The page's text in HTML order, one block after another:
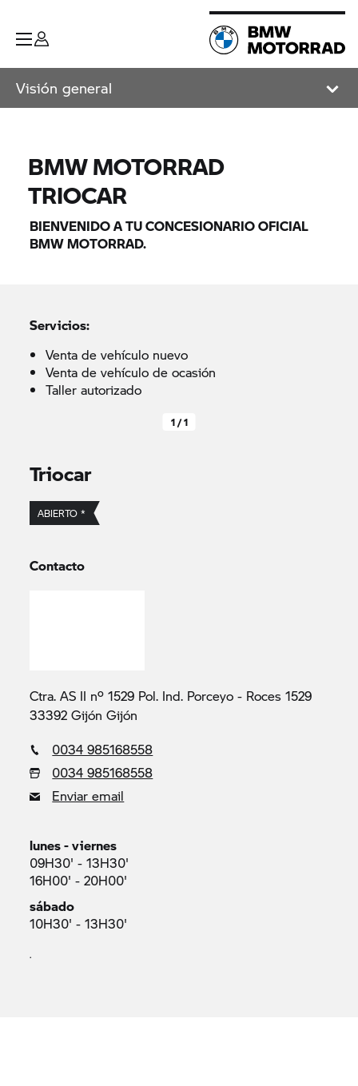
Visión general
BMW MOTORRAD
TRIOCAR
BIENVENIDO A TU CONCESIONARIO OFICIAL
BMW MOTORRAD.
Servicios:
Venta de vehículo nuevo
Venta de vehículo de ocasión
Taller autorizado
1 / 1
Triocar
ABIERTO *
Contacto
Ctra. AS II nº 1529 Pol. Ind. Porceyo - Roces 1529
33392 Gijón Gijón
0034 985168558
0034 985168558
Enviar email
lunes - viernes
09H30' - 13H30'
16H00' - 20H00'
sábado
10H30' - 13H30'
.